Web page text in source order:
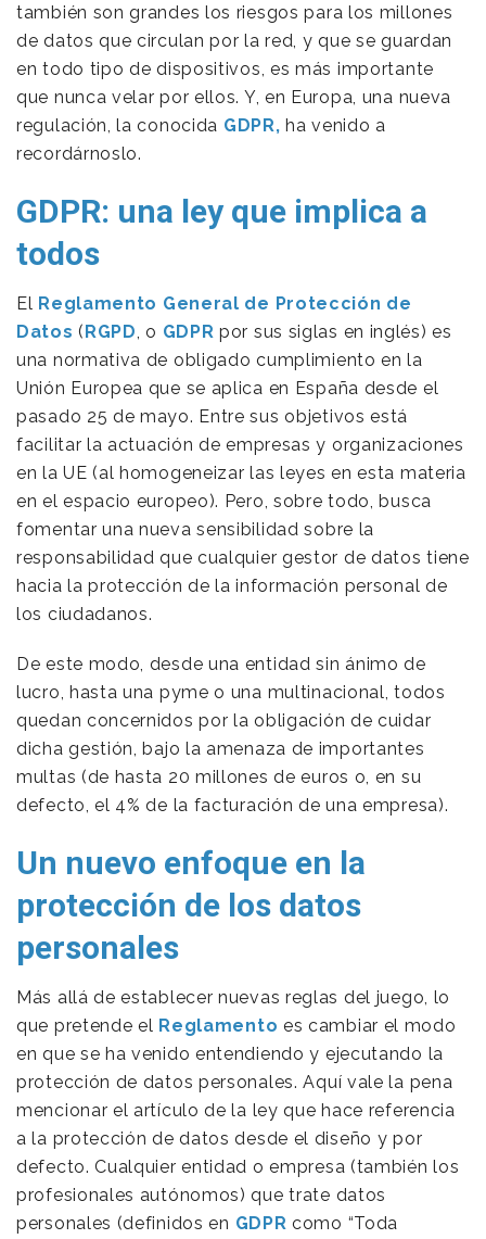
también son grandes los riesgos para los millones
de datos que circulan por la red, y que se guardan
en todo tipo de dispositivos, es más importante
que nunca velar por ellos. Y, en Europa, una nueva
regulación, la conocida GDPR, ha venido a
recordárnoslo.
GDPR: una ley que implica a
todos
El Reglamento General de Protección de
Datos (RGPD, o GDPR por sus siglas en inglés) es
una normativa de obligado cumplimiento en la
Unión Europea que se aplica en España desde el
pasado 25 de mayo. Entre sus objetivos está
facilitar la actuación de empresas y organizaciones
en la UE (al homogeneizar las leyes en esta materia
en el espacio europeo). Pero, sobre todo, busca
fomentar una nueva sensibilidad sobre la
responsabilidad que cualquier gestor de datos tiene
hacia la protección de la información personal de
los ciudadanos.
De este modo, desde una entidad sin ánimo de
lucro, hasta una pyme o una multinacional, todos
quedan concernidos por la obligación de cuidar
dicha gestión, bajo la amenaza de importantes
multas (de hasta 20 millones de euros o, en su
defecto, el 4% de la facturación de una empresa).
Un nuevo enfoque en la
protección de los datos
personales
Más allá de establecer nuevas reglas del juego, lo
que pretende el Reglamento es cambiar el modo
en que se ha venido entendiendo y ejecutando la
protección de datos personales. Aquí vale la pena
mencionar el artículo de la ley que hace referencia
a la protección de datos desde el diseño y por
defecto. Cualquier entidad o empresa (también los
profesionales autónomos) que trate datos
personales (definidos en GDPR como “Toda